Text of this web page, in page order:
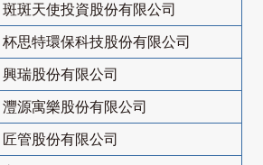
斑斑天使投資股份有限公司
杯思特環保科技股份有限公司
興瑞股份有限公司
灃源寓樂股份有限公司
匠管股份有限公司